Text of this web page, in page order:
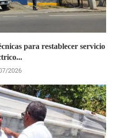
para restablecer servicio
2026